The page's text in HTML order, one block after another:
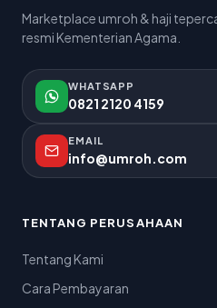
Marketplace umroh & haji
resmi Kementerian Agama.
WHATSAPP
0821 2120 4159
EMAIL
info@umroh.com
TENTANG PERUSAHAAN
Tentang Kami
Cara Pembayaran